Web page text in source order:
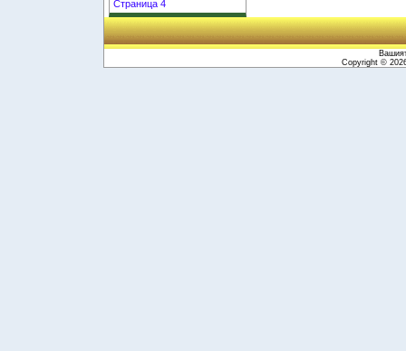
Страница 4
Copyright ©